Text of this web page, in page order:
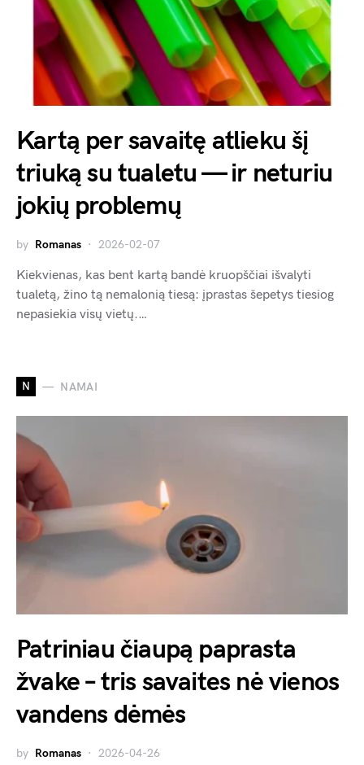
Kartą per savaitę atlieku šį
triuką su tualetu — ir neturiu
jokių problemų
by Romanas 2026-02-07
Kiekvienas, kas bent kartą bandė kruopščiai išvalyti
tualetą, žino tą nemalonią tiesą: įprastas šepetys tiesiog
nepasiekia visų vietų.…
N NAMAI
Patriniau čiaupą paprasta
žvake – tris savaites nė vienos
vandens dėmės
by Romanas 2026-04-26